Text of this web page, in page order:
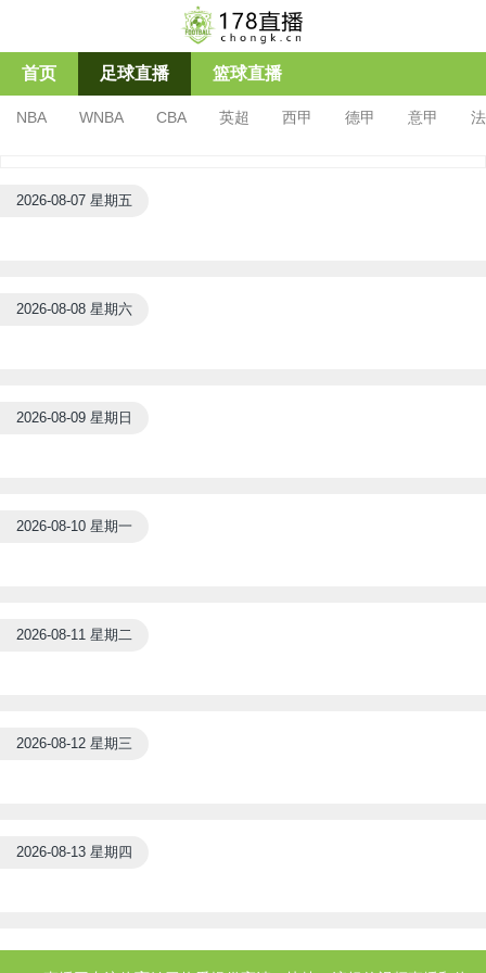
首页 足球直播 篮球直播
NBA WNBA CBA 英超 西甲 德甲 意甲
2026-08-07 星期五
2026-08-08 星期六
2026-08-09 星期日
2026-08-10 星期一
2026-08-11 星期二
2026-08-12 星期三
2026-08-13 星期四